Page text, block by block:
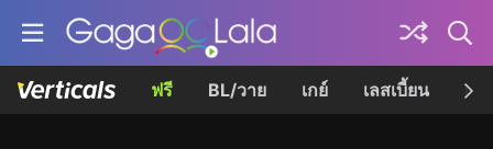
ฟรี BL/วาย เกย์ เลสเบี้ยน เค